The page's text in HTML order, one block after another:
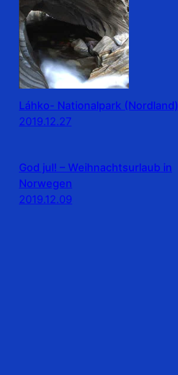
Láhko- Nationalpark (Nordland)
2019.12.27
God jul! – Weihnachtsurlaub in
Norwegen
2019.12.09